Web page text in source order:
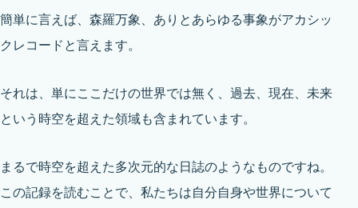
簡単に言えば、森羅万象、ありとあらゆる事象がアカシッ
クレコードと言えます。
それは、単にここだけの世界では無く、過去、現在、未来
という時空を超えた領域も含まれています。
まるで時空を超えた多次元的な日誌のようなものですね。
この記録を読むことで、私たちは自分自身や世界について